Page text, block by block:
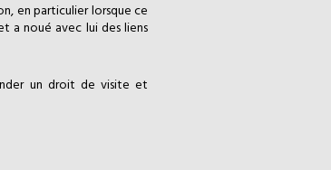
en particulier lorsque ce
a noué avec lui des liens
un droit de visite et